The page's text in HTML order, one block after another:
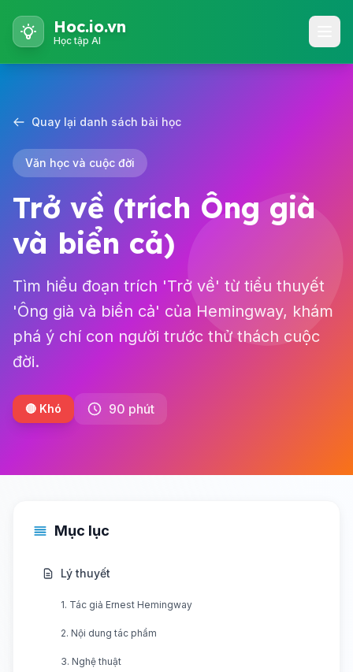
Hoc.io.vn
Học tập AI
Quay lại danh sách bài học
Văn học và cuộc đời
Trở về (trích Ông già
và biển cả)
Tìm hiểu đoạn trích 'Trở về' từ tiểu thuyết
'Ông già và biển cả' của Hemingway, khám
phá ý chí con người trước thử thách cuộc
đời.
🔴 Khó 90 phút
Mục lục
Lý thuyết
1. Tác giả Ernest Hemingway
2. Nội dung tác phẩm
3. Nghệ thuật